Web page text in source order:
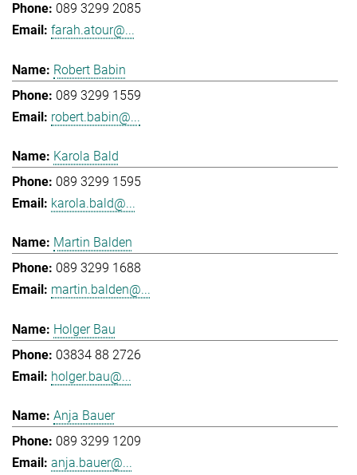
089 3299 2085
farah.atour@...
Robert Babin
089 3299 1559
robert.babin@...
Karola Bald
089 3299 1595
karola.bald@...
Martin Balden
089 3299 1688
martin.balden@...
Holger Bau
03834 88 2726
holger.bau@...
Anja Bauer
089 3299 1209
anja.bauer@...